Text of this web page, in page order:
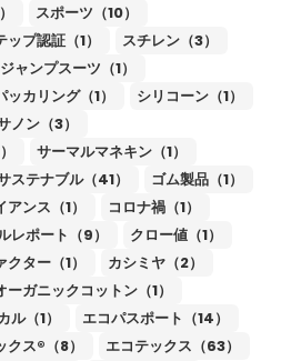
スポーツ（10）
ップ認証（1）
スチレン（3）
ジャンプスーツ（1）
ッカリング（1）
シリコーン（1）
ノン（3）
サーマルマネキン（1）
ステナブル（41）
ゴム製品（1）
ンス（1）
コロナ禍（1）
レポート（9）
クロー値（1）
ター（1）
カシミヤ（2）
ーガニックコットン（1）
ル（1）
エコパスポート（14）
クス®（8）
エコテックス（63）